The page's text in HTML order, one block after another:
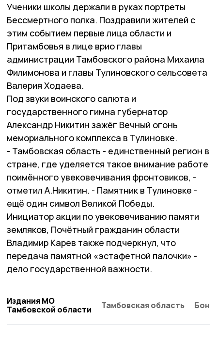
Ученики школы держали в руках портреты
Бессмертного полка. Поздравили жителей с
этим событием первые лица области и
Притамбовья в лице врио главы
администрации Тамбовского района Михаила
Филимонова и главы Тулиновского сельсовета
Валерия Ходаева.
Под звуки воинского салюта и
государственного гимна губернатор
Александр Никитин зажёг Вечный огонь
мемориального комплекса в Тулиновке.
- Тамбовская область - единственный регион в
стране, где уделяется такое внимание работе
поимённого увековечивания фронтовиков, -
отметил А.Никитин. - Памятник в Тулиновке -
ещё один символ Великой Победы.
Инициатор акции по увековечиванию памяти
земляков, Почётный гражданин области
Владимир Карев также подчеркнул, что
передача памятной «эстафетной палочки» -
дело государственной важности.
Издания МО
Тамбовской области
Тамбовская область